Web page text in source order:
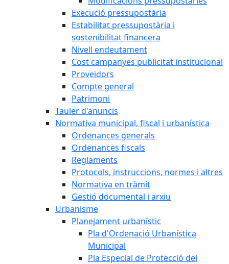
Execució pressupostària
Estabilitat pressupostària i
sostenibilitat financera
Nivell endeutament
Cost campanyes publicitat institucional
Proveïdors
Compte general
Patrimoni
Tauler d'anuncis
Normativa municipal, fiscal i urbanística
Ordenances generals
Ordenances fiscals
Reglaments
Protocols, instruccions, normes i altres
Normativa en tràmit
Gestió documental i arxiu
Urbanisme
Planejament urbanístic
Pla d'Ordenació Urbanística
Municipal
Pla Especial de Protecció del